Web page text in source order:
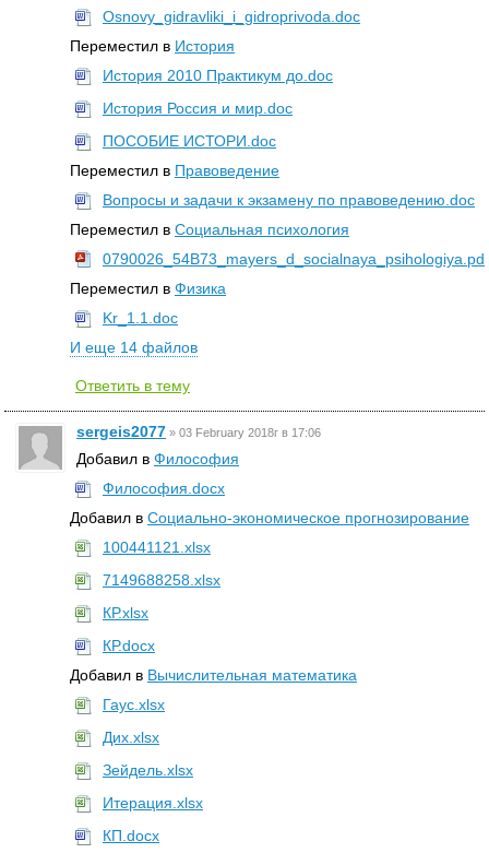
Osnovy_gidravliki_i_gidroprivoda.doc
Переместил в История
История 2010 Практикум до.doc
История Россия и мир.doc
ПОСОБИЕ ИСТОРИ.doc
Переместил в Правоведение
Вопросы и задачи к экзамену по правоведению.doc
Переместил в Социальная психология
0790026_54B73_mayers_d_socialnaya_psihologiya.pdf
Переместил в Физика
Kr_1.1.doc
И еще 14 файлов
Ответить в тему
sergeis2077 » 03 February 2018г в 17:06
Добавил в Философия
Философия.docx
Добавил в Социально-экономическое прогнозирование
100441121.xlsx
7149688258.xlsx
КР.xlsx
КР.docx
Добавил в Вычислительная математика
Гаус.xlsx
Дих.xlsx
Зейдель.xlsx
Итерация.xlsx
КП.docx